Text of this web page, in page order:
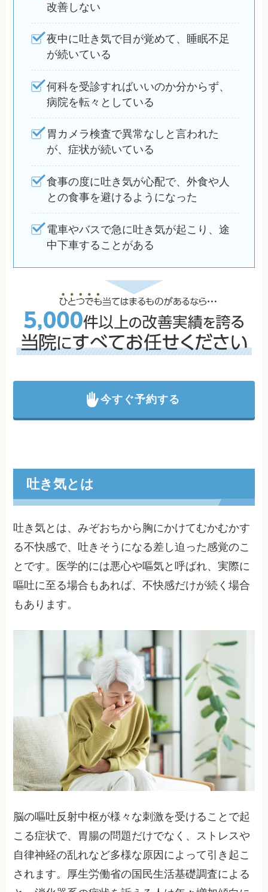
改善しない
夜中に吐き気で目が覚めて、睡眠不足
が続いている
何科を受診すればいいのか分からず、
病院を転々としている
胃カメラ検査で異常なしと言われた
が、症状が続いている
食事の度に吐き気が心配で、外食や人
との食事を避けるようになった
電車やバスで急に吐き気が起こり、途
中下車することがある
今すぐ予約する
吐き気とは
吐き気とは、みぞおちから胸にかけてむかむかす
る不快感で、吐きそうになる差し迫った感覚のこ
とです。医学的には悪心や嘔気と呼ばれ、実際に
嘔吐に至る場合もあれば、不快感だけが続く場合
もあります。
脳の嘔吐反射中枢が様々な刺激を受けることで起
こる症状で、胃腸の問題だけでなく、ストレスや
自律神経の乱れなど多様な原因によって引き起こ
されます。厚生労働省の国民生活基礎調査による